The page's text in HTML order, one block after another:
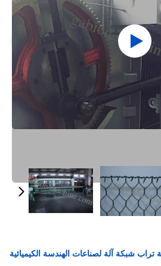
شبكة آلة لصناعات الهندسة الكيميائية